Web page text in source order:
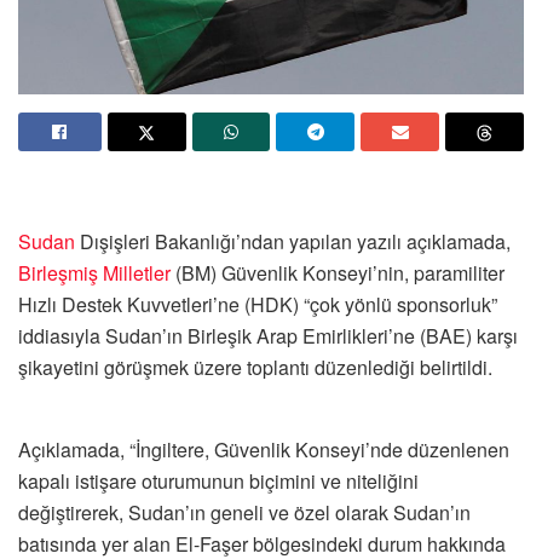
Sudan Dışişleri Bakanlığı’ndan yapılan yazılı açıklamada,
Birleşmiş Milletler(BM) Güvenlik Konseyi’nin, paramiliter
Hızlı Destek Kuvvetleri’ne (HDK) “çok yönlü sponsorluk”
iddiasıyla Sudan’ın Birleşik Arap Emirlikleri’ne (BAE) karşı
şikayetini görüşmek üzere toplantı düzenlediği belirtildi.
Açıklamada, “İngiltere, Güvenlik Konseyi’nde düzenlenen
kapalı istişare oturumunun biçimini ve niteliğini
değiştirerek, Sudan’ın geneli ve özel olarak Sudan’ın
batısında yer alan El-Faşer bölgesindeki durum hakkında